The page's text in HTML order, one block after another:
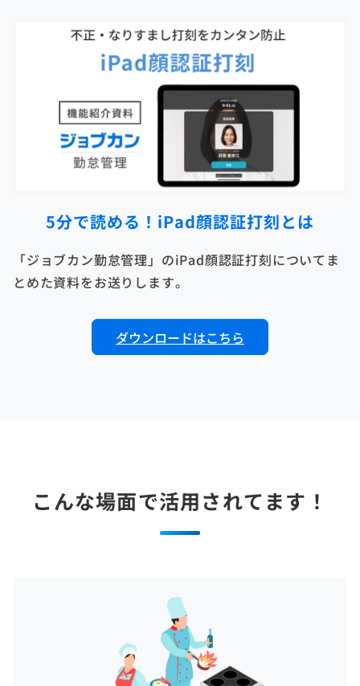
5分で読める！iPad顔認証打刻とは
「ジョブカン勤怠管理」のiPad顔認証打刻についてま
とめた資料をお送りします。
ダウンロードはこちら
こんな場面で活用されてます！